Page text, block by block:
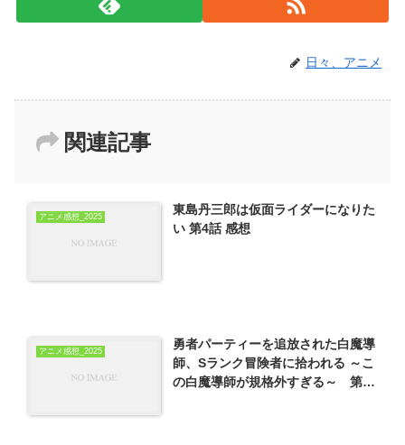
日々、アニメ
関連記事
アニメ感想_2025
東島丹三郎は仮面ライダーになりた
い 第4話 感想
アニメ感想_2025
勇者パーティーを追放された白魔導
師、Sランク冒険者に拾われる ～こ
の白魔導師が規格外すぎる～ 第1